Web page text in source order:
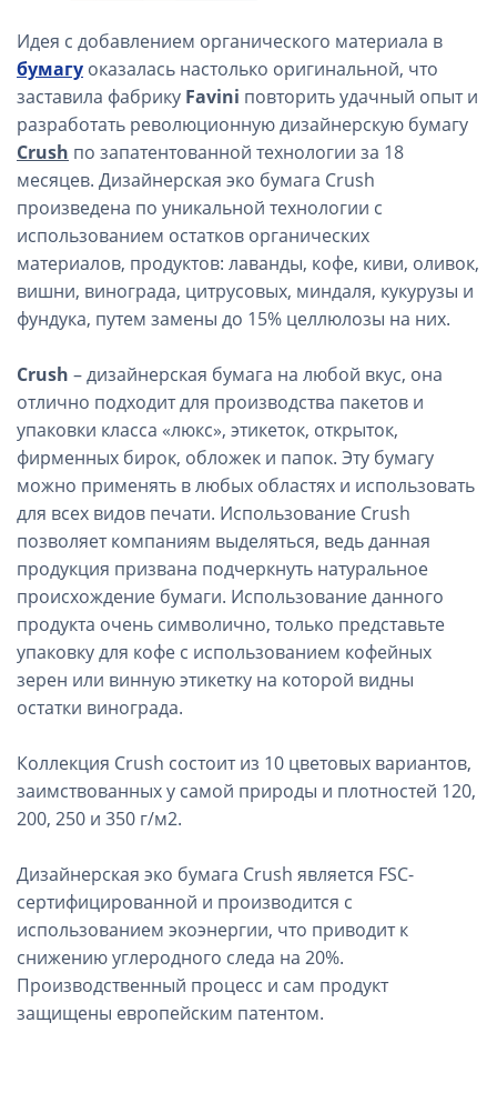
Идея с добавлением органического материала в
бумагу оказалась настолько оригинальной, что
заставила фабрику Favini повторить удачный опыт и
разработать революционную дизайнерскую бумагу
Crush по запатентованной технологии за 18
месяцев. Дизайнерская эко бумага Crush
произведена по уникальной технологии с
использованием остатков органических
материалов, продуктов: лаванды, кофе, киви, оливок,
вишни, винограда, цитрусовых, миндаля, кукурузы и
фундука, путем замены до 15% целлюлозы на них.
Crush – дизайнерская бумага на любой вкус, она
отлично подходит для производства пакетов и
упаковки класса «люкс», этикеток, открыток,
фирменных бирок, обложек и папок. Эту бумагу
можно применять в любых областях и использовать
для всех видов печати. Использование Crush
позволяет компаниям выделяться, ведь данная
продукция призвана подчеркнуть натуральное
происхождение бумаги. Использование данного
продукта очень символично, только представьте
упаковку для кофе с использованием кофейных
зерен или винную этикетку на которой видны
остатки винограда.
Коллекция Crush состоит из 10 цветовых вариантов,
заимствованных у самой природы и плотностей 120,
200, 250 и 350 г/м2.
Дизайнерская эко бумага Crush является FSC-
сертифицированной и производится с
использованием экоэнергии, что приводит к
снижению углеродного следа на 20%.
Производственный процесс и сам продукт
защищены европейским патентом.